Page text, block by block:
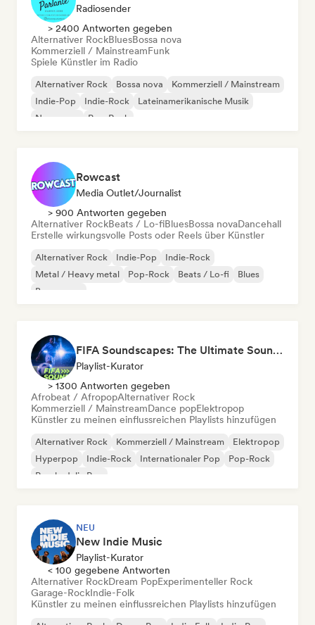
Radiosender
> 2400 Antworten gegeben
Alternativer RockBluesBossa nova
Kommerziell / MainstreamFunk
Spiele Künstler im Radio
Alternativer Rock Bossa nova
Kommerziell / Mainstream
Indie-Pop
Indie-Rock
Lateinamerikanische Musik
New wave
Pop-Rock
Rowcast
Media Outlet/Journalist
> 900 Antworten gegeben
Alternativer RockBeats / Lo-fiBluesBossa novaDancehall
Erstelle wirkungsvolle Posts oder Reels über Künstler
Alternativer Rock Indie-Pop
Indie-Rock
Metal / Heavy metal
Pop-Rock Beats / Lo-fi
Blues
Bossa nova
FIFA Soundscapes: The Ultimate Soundtrack ⚽️ Festival Indie, Electropop & Dance Anthems
Playlist-Kurator
> 1300 Antworten gegeben
Afrobeat / AfropopAlternativer Rock
Kommerziell / MainstreamDance popElektropop
Künstler zu meinen einflussreichen Playlists hinzufügen
Alternativer Rock Kommerziell / Mainstream
Elektropop
Hyperpop
Indie-Rock Internationaler Pop
Pop-Rock
Psychedelic Pop
NEU
New Indie Music
Playlist-Kurator
< 100 gegebene Antworten
Alternativer RockDream PopExperimenteller Rock
Garage-RockIndie-Folk
Künstler zu meinen einflussreichen Playlists hinzufügen